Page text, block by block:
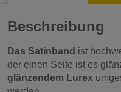
Beschreibung
Das Satinband ist
der einen Seite ist es
glänzendem Lurex